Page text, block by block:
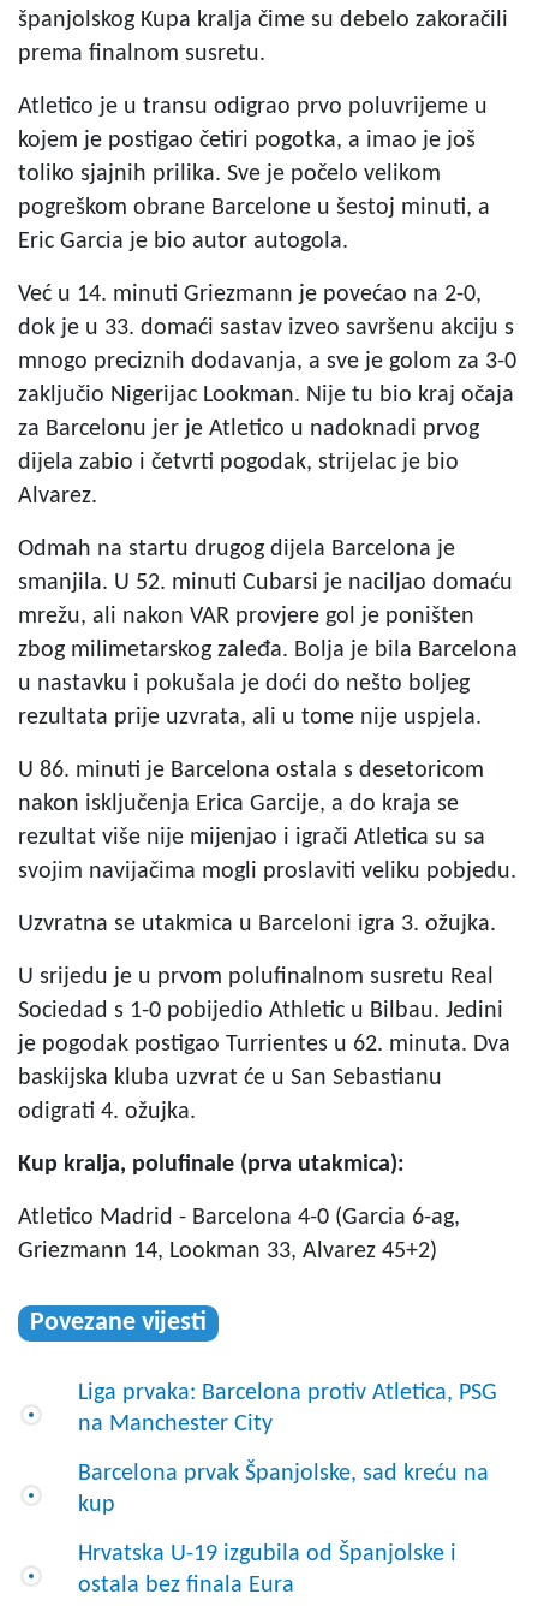
španjolskog Kupa kralja čime su debelo zakoračili
prema finalnom susretu.
Atletico je u transu odigrao prvo poluvrijeme u
kojem je postigao četiri pogotka, a imao je još
toliko sjajnih prilika. Sve je počelo velikom
pogreškom obrane Barcelone u šestoj minuti, a
Eric Garcia je bio autor autogola.
Već u 14. minuti Griezmann je povećao na 2-0,
dok je u 33. domaći sastav izveo savršenu akciju s
mnogo preciznih dodavanja, a sve je golom za 3-0
zaključio Nigerijac Lookman. Nije tu bio kraj očaja
za Barcelonu jer je Atletico u nadoknadi prvog
dijela zabio i četvrti pogodak, strijelac je bio
Alvarez.
Odmah na startu drugog dijela Barcelona je
smanjila. U 52. minuti Cubarsi je naciljao domaću
mrežu, ali nakon VAR provjere gol je poništen
zbog milimetarskog zaleđa. Bolja je bila Barcelona
u nastavku i pokušala je doći do nešto boljeg
rezultata prije uzvrata, ali u tome nije uspjela.
U 86. minuti je Barcelona ostala s desetoricom
nakon isključenja Erica Garcije, a do kraja se
rezultat više nije mijenjao i igrači Atletica su sa
svojim navijačima mogli proslaviti veliku pobjedu.
Uzvratna se utakmica u Barceloni igra 3. ožujka.
U srijedu je u prvom polufinalnom susretu Real
Sociedad s 1-0 pobijedio Athletic u Bilbau. Jedini
je pogodak postigao Turrientes u 62. minuta. Dva
baskijska kluba uzvrat će u San Sebastianu
odigrati 4. ožujka.
Kup kralja, polufinale (prva utakmica):
Atletico Madrid - Barcelona 4-0 (Garcia 6-ag,
Griezmann 14, Lookman 33, Alvarez 45+2)
Povezane vijesti
Liga prvaka: Barcelona protiv Atletica, PSG
na Manchester City
Barcelona prvak Španjolske, sad kreću na
kup
Hrvatska U-19 izgubila od Španjolske i
ostala bez finala Eura